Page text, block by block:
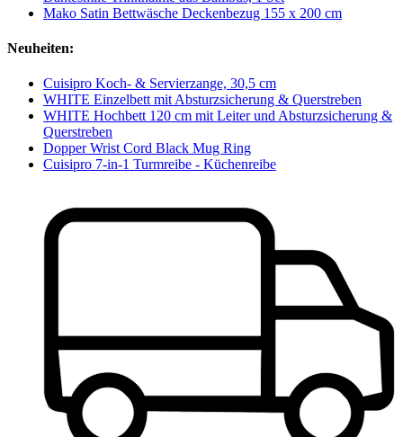
Mako Satin Bettwäsche Deckenbezug 155 x 200 cm
Neuheiten:
Cuisipro Koch- & Servierzange, 30,5 cm
WHITE Einzelbett mit Absturzsicherung & Querstreben
WHITE Hochbett 120 cm mit Leiter und Absturzsicherung &
Querstreben
Dopper Wrist Cord Black Mug Ring
Cuisipro 7-in-1 Turmreibe - Küchenreibe